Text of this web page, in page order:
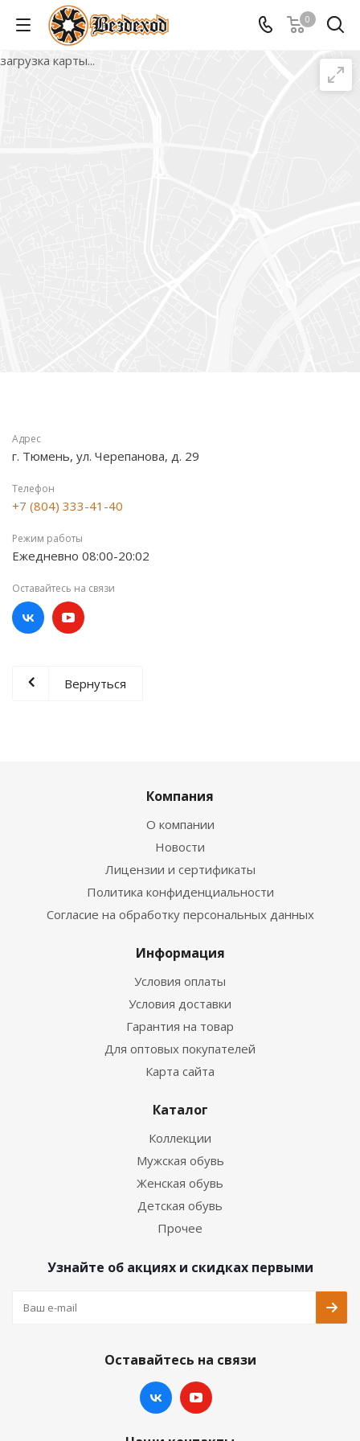
0
загрузка карты...
Адрес
г. Тюмень, ул. Черепанова, д. 29
Телефон
+7 (804) 333-41-40
Режим работы
Ежедневно 08:00-20:02
Оставайтесь на связи
Вернуться
Компания
О компании
Новости
Лицензии и сертификаты
Политика конфиденциальности
Согласие на обработку персональных данных
Информация
Условия оплаты
Условия доставки
Гарантия на товар
Для оптовых покупателей
Карта сайта
Каталог
Коллекции
Мужская обувь
Женская обувь
Детская обувь
Прочее
Узнайте об акциях и скидках первыми
Оставайтесь на связи